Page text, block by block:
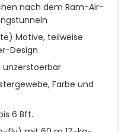
nach dem Ram-Air-
Motive, teilweise
Design
unzerstoerbar
Farbe und
6 Bft.